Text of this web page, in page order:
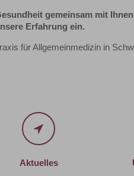
gemeinsam mit
Erfahrung ein.
für Allgemeinmedizin in
Aktuelles